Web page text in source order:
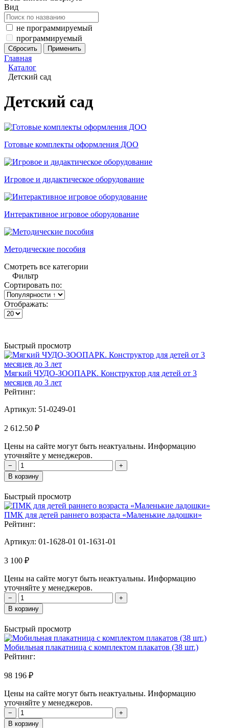
Вид
не программируемый
программируемый
Главная
Каталог
Детский сад
Детский сад
Готовые комплекты оформления ДОО
Игровое и дидактическое оборудование
Интерактивное игровое оборудование
Методические пособия
Смотреть все категории
Фильтр
Сортировать по:
Отображать:
Быстрый просмотр
Мягкий ЧУДО-ЗООПАРК. Конструктор для детей от 3
месяцев до 3 лет
Рейтинг:
Артикул: 51-0249-01
2 612.50 ₽
Цены на сайте могут быть неактуальны. Информацию
уточняйте у менеджеров.
−
+
В корзину
Быстрый просмотр
ПМК для детей раннего возраста «Маленькие ладошки»
Рейтинг:
Артикул: 01-1628-01 01-1631-01
3 100 ₽
Цены на сайте могут быть неактуальны. Информацию
уточняйте у менеджеров.
−
+
В корзину
Быстрый просмотр
Мобильная плакатница с комплектом плакатов (38 шт.)
Рейтинг:
98 196 ₽
Цены на сайте могут быть неактуальны. Информацию
уточняйте у менеджеров.
−
+
В корзину